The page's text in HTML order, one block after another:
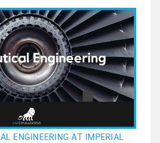
ENGINEERING AT IMPERIAL